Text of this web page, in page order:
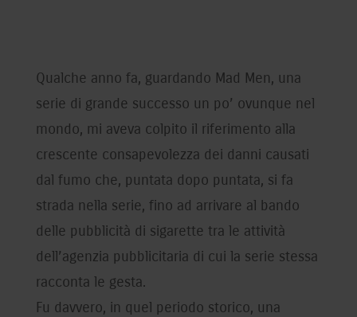
Qualche anno fa, guardando Mad Men, una
serie di grande successo un po’ ovunque nel
mondo, mi aveva colpito il riferimento alla
crescente consapevolezza dei danni causati
dal fumo che, puntata dopo puntata, si fa
strada nella serie, fino ad arrivare al bando
delle pubblicità di sigarette tra le attività
dell’agenzia pubblicitaria di cui la serie stessa
racconta le gesta.
Fu davvero, in quel periodo storico, una